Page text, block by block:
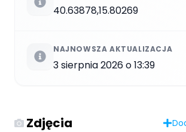
40.63878,15.80269
NAJNOWSZA AKTUALIZACJA
3 sierpnia 2026 o 13:39
Zdjęcia